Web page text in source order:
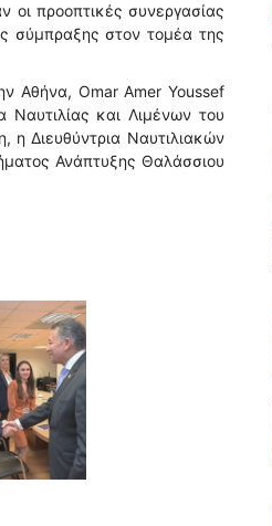
οι προοπτικές συνεργασίας
σύμπραξης στον τομέα της
Αθήνα, Omar Amer Youssef
Ναυτιλίας και Λιμένων του
Διευθύντρια Ναυτιλιακών
Ανάπτυξης Θαλάσσιου